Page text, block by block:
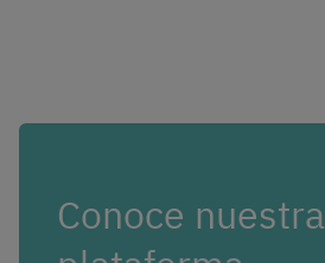
Conoce nuestra